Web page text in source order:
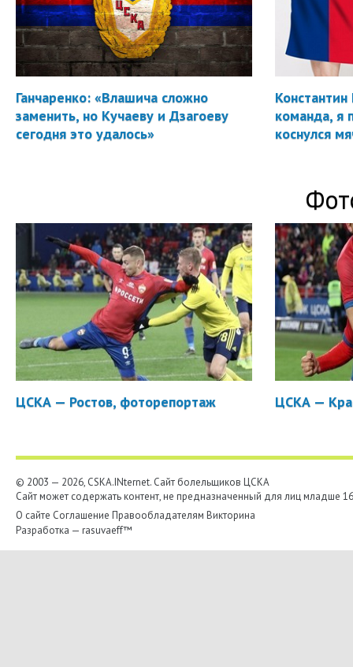
Ганчаренко: «Влашича сложно
заменить, но Кучаеву и Дзагоеву
сегодня это удалось»
Константин
команда, я
коснулся
ЦСКА — Ростов, фоторепортаж ЦСКА —
© 2003 — 2026, CSKA.INternet. Cайт болельщиков ЦСКА
Сайт может содержать контент, не предназначенный для лиц младше
О сайте Соглашение Правообладателям Викторина
Разработка — rasuvaeff™